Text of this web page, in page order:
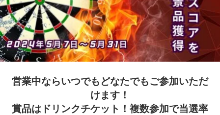
営業中ならいつでもどなたでもご参加いただ
けます！
賞品はドリンクチケット！複数参加で当選率